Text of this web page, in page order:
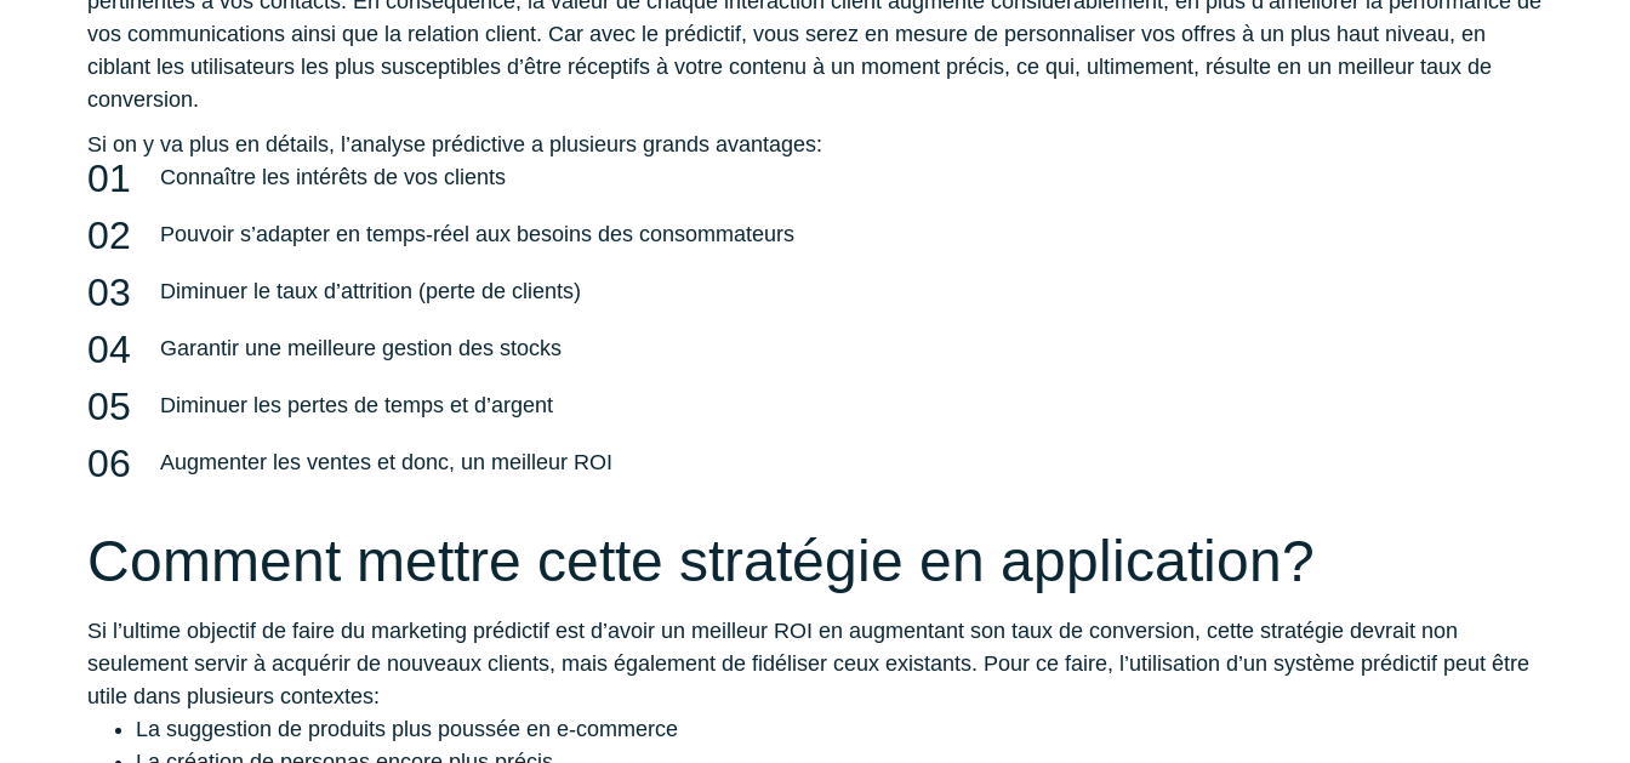
vos communications ainsi que la relation client. Car avec le prédictif, vous serez en mesure de personnaliser vos offres à un plus haut niveau, en
ciblant les utilisateurs les plus susceptibles d’être réceptifs à votre contenu à un moment précis, ce qui, ultimement, résulte en un meilleur taux de
conversion.
Si on y va plus en détails, l’analyse prédictive a plusieurs grands avantages:
Connaître les intérêts de vos clients
Pouvoir s’adapter en temps-réel aux besoins des consommateurs
Diminuer le taux d’attrition (perte de clients)
Garantir une meilleure gestion des stocks
Diminuer les pertes de temps et d’argent
Augmenter les ventes et donc, un meilleur ROI
Comment mettre cette stratégie en application?
Si l’ultime objectif de faire du marketing prédictif est d’avoir un meilleur ROI en augmentant son taux de conversion, cette stratégie devrait non
seulement servir à acquérir de nouveaux clients, mais également de fidéliser ceux existants. Pour ce faire, l’utilisation d’un système prédictif peut être
utile dans plusieurs contextes:
La suggestion de produits plus poussée en e-commerce